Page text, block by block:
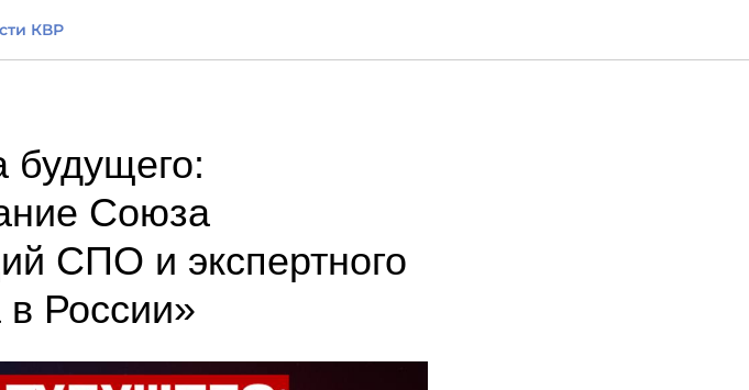
КВР
будущего:
Союза
СПО и экспертного
России»